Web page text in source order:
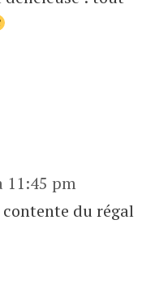
11:45 pm
du régal